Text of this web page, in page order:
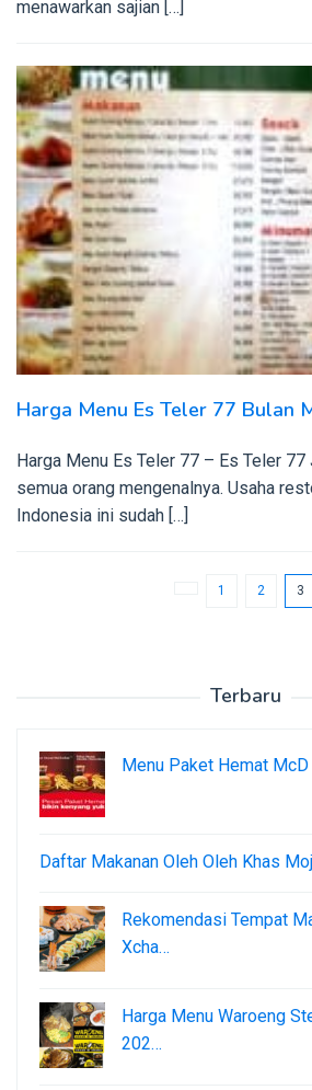
menawarkan sajian […]
Harga Menu Es Teler 77 Bulan
Harga Menu Es Teler 77 – Es Teler
semua orang mengenalnya. Usaha
Indonesia ini sudah […]
1 2 3
Terbaru
Menu Paket Hemat
Daftar Makanan Oleh Oleh Khas
Rekomendasi Tempat
Xcha…
Harga Menu Waroeng
202…